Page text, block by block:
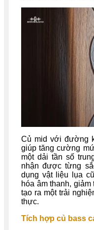
Củ mid với đường
giúp tăng cường
một dải tần số
nhận được từng
dụng vật liệu lụa
hóa âm thanh,
tạo ra một trải
thực.
Tích hợp củ bass